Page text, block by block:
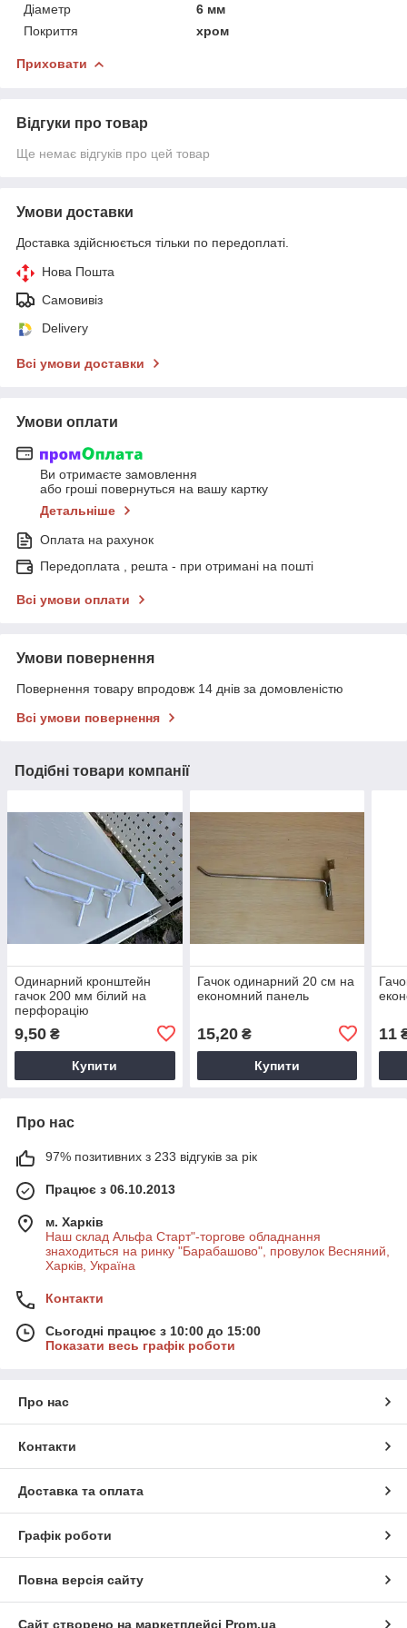
Діаметр
6 мм
Покриття
хром
Приховати
Відгуки про товар
Ще немає відгуків про цей товар
Умови доставки
Доставка здійснюється тільки по передоплаті.
Нова Пошта
Самовивіз
Delivery
Всі умови доставки
Умови оплати
Ви отримаєте замовлення
або гроші повернуться на вашу картку
Детальніше
Оплата на рахунок
Передоплата , решта - при отримані на пошті
Всі умови оплати
Умови повернення
Повернення товару впродовж 14 днів за домовленістю
Всі умови повернення
Подібні товари компанії
Одинарний кронштейн
гачок 200 мм білий на
перфорацію
9,50 ₴
Купити
Гачок одинарний 20 см на
економний панель
15,20₴
Купити
11
Про нас
97% позитивних з 233 відгуків за рік
Працює з 06.10.2013
м. Харків
Наш склад Альфа Старт"-торгове обладнання
знаходиться на ринку "Барабашово", провулок Весняний,
Харків, Україна
Контакти
Сьогодні працює з 10:00 до 15:00
Показати весь графік роботи
Про нас
Контакти
Доставка та оплата
Графік роботи
Повна версія сайту
Сайт створено на маркетплейсі Prom.ua